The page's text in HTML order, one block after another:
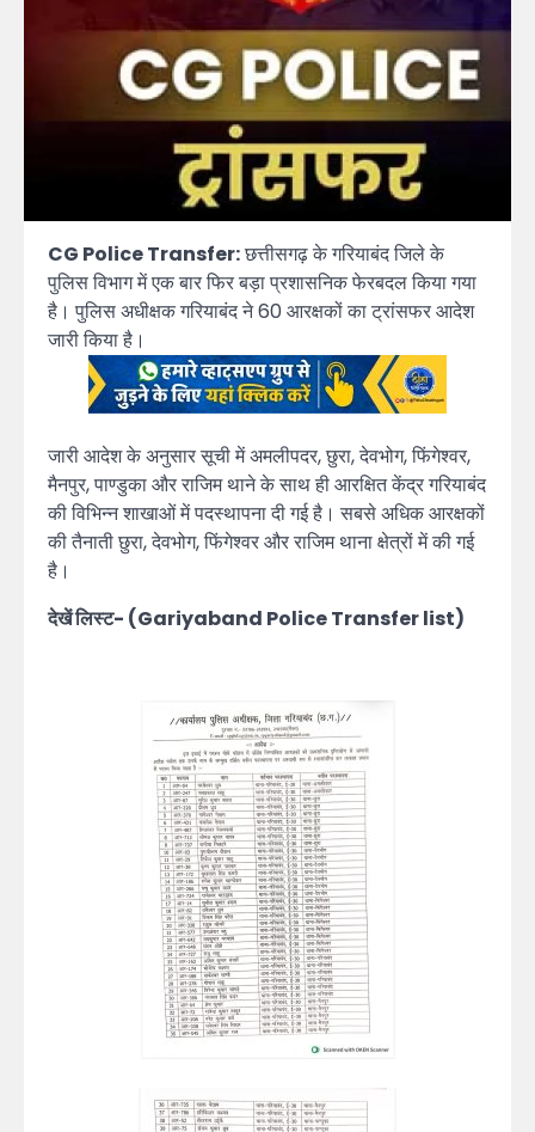
CG Police Transfer:छत्तीसगढ़ के गरियाबंद जिले के
पुलिस विभाग में एक बार फिर बड़ा प्रशासनिक फेरबदल किया गया
है। पुलिस अधीक्षक गरियाबंद ने 60 आरक्षकों का ट्रांसफर आदेश
जारी किया है।
जारी आदेश के अनुसार सूची में अमलीपदर, छुरा, देवभोग, फिंगेश्वर,
मैनपुर, पाण्डुका और राजिम थाने के साथ ही आरक्षित केंद्र गरियाबंद
की विभिन्न शाखाओं में पदस्थापना दी गई है। सबसे अधिक आरक्षकों
की तैनाती छुरा, देवभोग, फिंगेश्वर और राजिम थाना क्षेत्रों में की गई
है।
देखें लिस्ट- (Gariyaband Police Transfer list)